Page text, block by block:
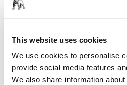
This website uses cookies
We use cookies to personalise
provide social media features
We also share information
Lăţime